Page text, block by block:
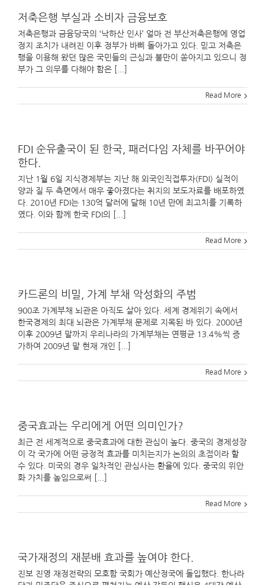
저축은행 부실과 소비자 금융보호
저축은행과 금융당국의 ‘낙하산 인사’ 얼마 전 부산저축은행에 영업
정지 조치가 내려진 이후 정부가 바삐 돌아가고 있다. 믿고 저축은
행을 이용해 왔던 많은 국민들의 근심과 불만이 쏟아지고 있으니 정
부가 그 의무를 다해야 함은 [...]
Read More
FDI 순유출국이 된 한국, 패러다임 자체를 바꾸어야
한다.
지난 1월 6일 지식경제부는 지난 해 외국인직접투자(FDI) 실적이
양과 질 두 측면에서 매우 좋아졌다는 취지의 보도자료를 배포하였
다. 2010년 FDI는 130억 달러에 달해 10년 만에 최고치를 기록하
였다. 이와 함께 한국 FDI의 [...]
Read More
카드론의 비밀, 가계 부채 악성화의 주범
900조 가계부채 뇌관은 아직도 살아 있다. 세계 경제위기 속에서
한국경제의 최대 뇌관은 가계부채 문제로 지목된 바 있다. 2000년
이후 2009년 말까지 우리나라의 가계부채는 연평균 13.4%씩 증
가하여 2009년 말 현재 개인 [...]
Read More
중국효과는 우리에게 어떤 의미인가?
최근 전 세계적으로 중국효과에 대한 관심이 높다. 중국의 경제성장
이 각 국가에 어떤 긍정적 효과를 미치는지가 논의의 초점이라 할
수 있다. 미국의 경우 일차적인 관심사는 환율에 있다. 중국의 위안
화 가치를 높임으로써 [...]
Read More
국가재정의 재분배 효과를 높여야 한다.
진보 진영 재정전략의 모호함 국회가 예산정국에 돌입했다. 한나라